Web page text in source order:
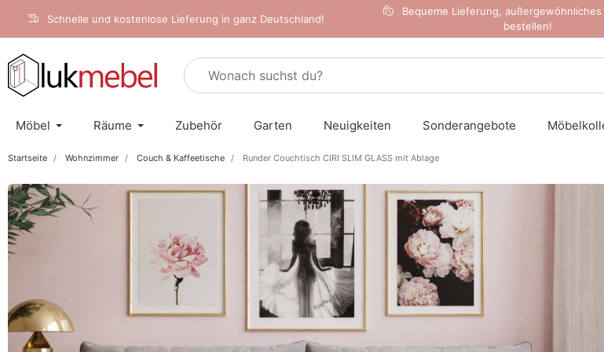
Schnelle und kostenlose Lieferung in ganz Deutschland!
Bequeme Lieferung,
bestellen!
Möbel Räume Zubehör Garten Neuigkeiten Sonderangebote
Startseite Wohnzimmer Couch & Kaffeetische Runder Couchtisch CIRI SLIM GLASS mit Ablage